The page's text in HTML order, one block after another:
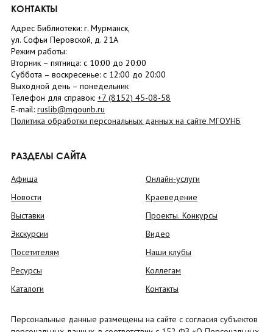
КОНТАКТЫ
Адрес Библиотеки: г. Мурманск,
ул. Софьи Перовской, д. 21А
Режим работы:
Вторник – пятница: с 10:00 до 20:00
Суббота – воскресенье: c 12:00 до 20:00
Выходной день – понедельник
Телефон для справок: +7 (8152) 45-08-58
E-mail: ruslib@mgounb.ru
Политика обработки персональных данных на сайте МГОУНБ
РАЗДЕЛЫ САЙТА
Афиша
Новости
Выставки
Экскурсии
Посетителям
Ресурсы
Каталоги
Онлайн-услуги
Краеведение
Проекты. Конкурсы
Видео
Наши клубы
Коллегам
Контакты
Персональные данные размещены на сайте с согласия субъектов